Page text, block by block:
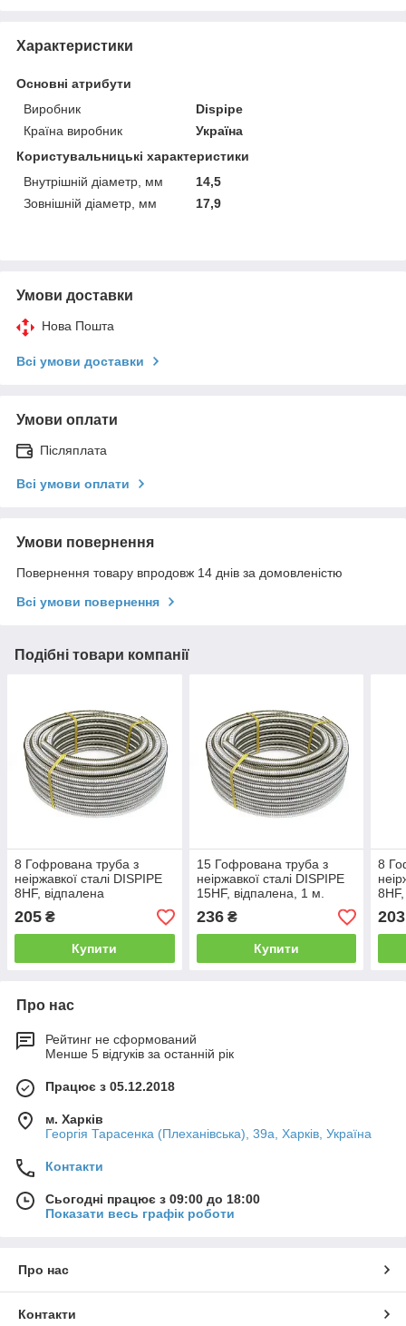
Характеристики
Основні атрибути
Виробник
Dispipe
Країна виробник
Україна
Користувальницькі характеристики
Внутрішній діаметр, мм
14,5
Зовнішній діаметр, мм
17,9
Умови доставки
Нова Пошта
Всі умови доставки
Умови оплати
Післяплата
Всі умови оплати
Умови повернення
Повернення товару впродовж 14 днів за домовленістю
Всі умови повернення
Подібні товари компанії
8 Гофрована труба з
неіржавкої сталі DISPIPE
8HF, відпалена
205 ₴
Купити
15 Гофрована труба з
неіржавкої сталі DISPIPE
15HF, відпалена, 1 м.
236₴
Купити
8
203
Про нас
Рейтинг не сформований
Менше 5 відгуків за останній рік
Працює з 05.12.2018
м. Харків
Георгія Тарасенка (Плеханівська), 39а, Харків, Україна
Контакти
Сьогодні працює з 09:00 до 18:00
Показати весь графік роботи
Про нас
Контакти